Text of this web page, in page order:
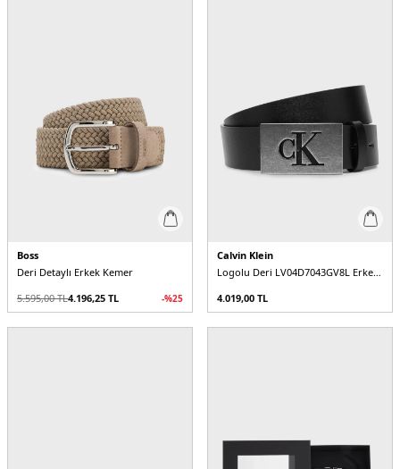
Boss
Deri Detaylı Erkek Kemer
5.595,00TL4.196,25 TL -%25
Calvin Klein
Logolu Deri LV04D7043GV8L Erkek Kemer
4.019,00 TL